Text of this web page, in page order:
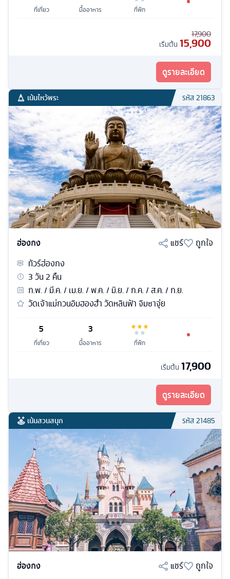
ที่เที่ยว มื้ออาหาร ที่พัก
17,900
เริ่มต้น 15,900
ดูรายละเอียด
เน้นไหว้พระ รหัส21863
ฮ่องกง แชร์
ถูกใจ
ทัวร์ฮ่องกง
3วัน2 คืน
ก.พ. / มี.ค. / เม.ย. / พ.ค. / มิ.ย. / ก.ค. / ส.ค. / ก.ย.
วัดเจ้าแม่กวนอิมฮองฮำ วัดหลินฟ้า จิมซาจุ่ย
5
ที่เที่ยว
3
มื้ออาหาร ที่พัก
เริ่มต้น 17,900
ดูรายละเอียด
เน้นสวนสนุก รหัส21485
ฮ่องกง แชร์
ถูกใจ